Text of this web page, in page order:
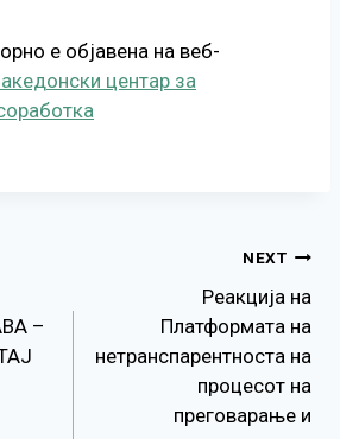
е објавена на веб-
центар за
–
NEXT
Реакција на
Платформата на
нетранспарентноста на
процесот на
преговарање и